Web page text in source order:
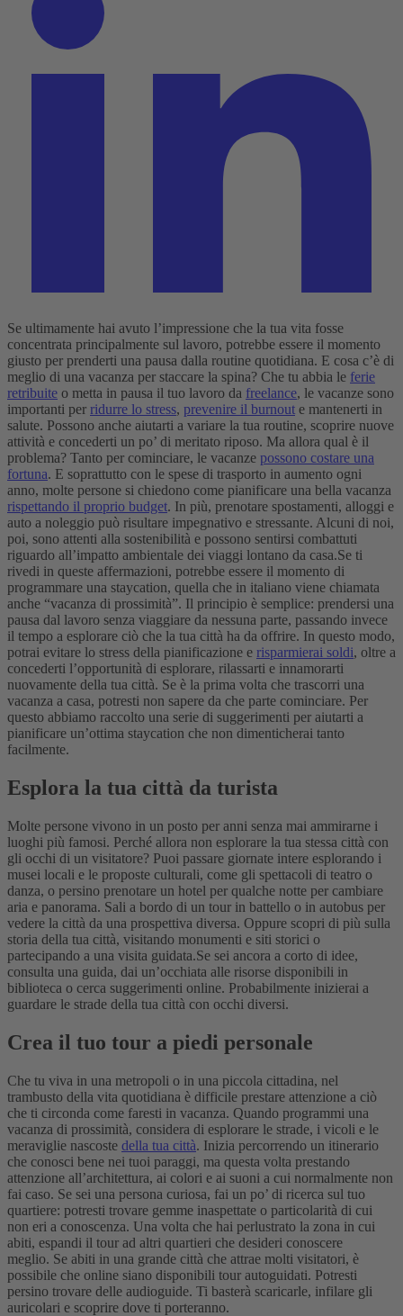
Se ultimamente hai avuto l’impressione che la tua vita fosse
concentrata principalmente sul lavoro, potrebbe essere il momento
giusto per prenderti una pausa dalla routine quotidiana. E cosa c’è di
meglio di una vacanza per staccare la spina? Che tu abbia le ferie
retribuite o metta in pausa il tuo lavoro da freelance, le vacanze sono
importanti per ridurre lo stress, prevenire il burnout e mantenerti in
salute. Possono anche aiutarti a variare la tua routine, scoprire nuove
attività e concederti un po’ di meritato riposo. Ma allora qual è il
problema? Tanto per cominciare, le vacanze possono costare una
fortuna. E soprattutto con le spese di trasporto in aumento ogni
anno, molte persone si chiedono come pianificare una bella vacanza
rispettando il proprio budget. In più, prenotare spostamenti, alloggi e
auto a noleggio può risultare impegnativo e stressante. Alcuni di noi,
poi, sono attenti alla sostenibilità e possono sentirsi combattuti
riguardo all’impatto ambientale dei viaggi lontano da casa.Se ti
rivedi in queste affermazioni, potrebbe essere il momento di
programmare una staycation, quella che in italiano viene chiamata
anche “vacanza di prossimità”. Il principio è semplice: prendersi una
pausa dal lavoro senza viaggiare da nessuna parte, passando invece
il tempo a esplorare ciò che la tua città ha da offrire. In questo modo,
potrai evitare lo stress della pianificazione e risparmierai soldi, oltre a
concederti l’opportunità di esplorare, rilassarti e innamorarti
nuovamente della tua città. Se è la prima volta che trascorri una
vacanza a casa, potresti non sapere da che parte cominciare. Per
questo abbiamo raccolto una serie di suggerimenti per aiutarti a
pianificare un’ottima staycation che non dimenticherai tanto
facilmente.
Esplora la tua città da turista
Molte persone vivono in un posto per anni senza mai ammirarne i
luoghi più famosi. Perché allora non esplorare la tua stessa città con
gli occhi di un visitatore? Puoi passare giornate intere esplorando i
musei locali e le proposte culturali, come gli spettacoli di teatro o
danza, o persino prenotare un hotel per qualche notte per cambiare
aria e panorama. Sali a bordo di un tour in battello o in autobus per
vedere la città da una prospettiva diversa. Oppure scopri di più sulla
storia della tua città, visitando monumenti e siti storici o
partecipando a una visita guidata.Se sei ancora a corto di idee,
consulta una guida, dai un’occhiata alle risorse disponibili in
biblioteca o cerca suggerimenti online. Probabilmente inizierai a
guardare le strade della tua città con occhi diversi.
Crea il tuo tour a piedi personale
Che tu viva in una metropoli o in una piccola cittadina, nel
trambusto della vita quotidiana è difficile prestare attenzione a ciò
che ti circonda come faresti in vacanza. Quando programmi una
vacanza di prossimità, considera di esplorare le strade, i vicoli e le
meraviglie nascoste della tua città. Inizia percorrendo un itinerario
che conosci bene nei tuoi paraggi, ma questa volta prestando
attenzione all’architettura, ai colori e ai suoni a cui normalmente non
fai caso. Se sei una persona curiosa, fai un po’ di ricerca sul tuo
quartiere: potresti trovare gemme inaspettate o particolarità di cui
non eri a conoscenza. Una volta che hai perlustrato la zona in cui
abiti, espandi il tour ad altri quartieri che desideri conoscere
meglio. Se abiti in una grande città che attrae molti visitatori, è
possibile che online siano disponibili tour autoguidati. Potresti
persino trovare delle audioguide. Ti basterà scaricarle, infilare gli
auricolari e scoprire dove ti porteranno.